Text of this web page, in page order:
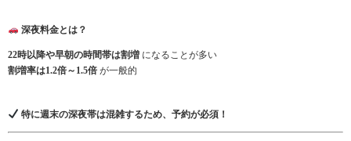
深夜料金とは？
22時以降や早朝の時間帯は割増 になることが多い
割増率は1.2倍～1.5倍 が一般的
特に週末の深夜帯は混雑するため、予約が必須！